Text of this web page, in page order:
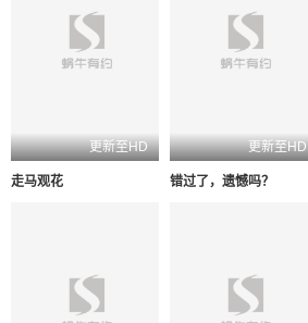
更新至HD
走马观花
更新至HD
错过了，遗憾吗？